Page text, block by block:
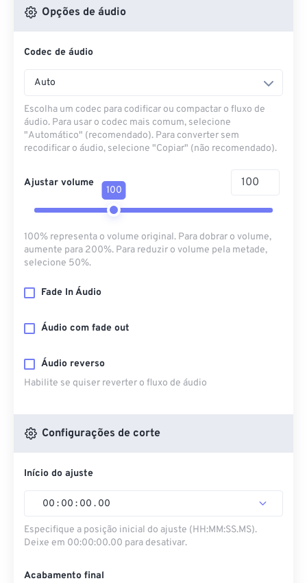
Do OneDrive
Opções de áudio
Codec de áudio
Auto
Escolha um codec para codificar ou compactar o fluxo de
áudio. Para usar o codec mais comum, selecione
"Automático" (recomendado). Para converter sem
recodificar o áudio, selecione "Copiar" (não recomendado).
Ajustar volume
100
100% representa o volume original. Para dobrar o volume,
aumente para 200%. Para reduzir o volume pela metade,
selecione 50%.
Fade In Áudio
Áudio com fade out
Áudio reverso
Habilite se quiser reverter o fluxo de áudio
Configurações de corte
Início do ajuste
00 : 00 : 00 . 00
Especifique a posição inicial do ajuste (HH:MM:SS.MS).
Deixe em 00:00:00.00 para desativar.
Acabamento final